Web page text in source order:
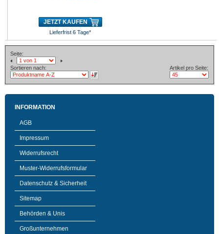
JETZT KAUFEN
Lieferfrist 6 Tage*
Seite:
Sortieren nach: Artikel pro Seite:
INFORMATION
AGB
Impressum
Widerrufsrecht
Muster-Widerrufsformular
Datenschutz & Sicherheit
Sitemap
Behörden & Unis
Großunternehmen